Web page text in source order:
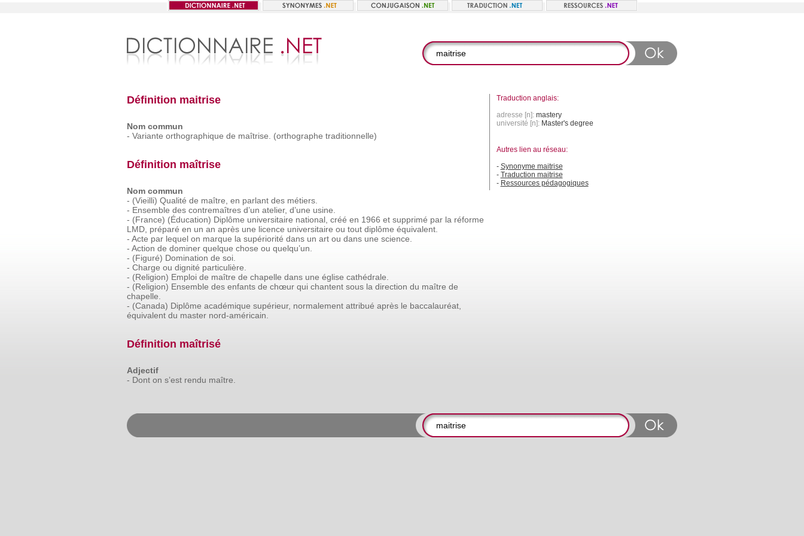
Définition maitrise
Nom commun
- Variante orthographique de maîtrise. (orthographe traditionnelle)
Définition maîtrise
Nom commun
- (Vieilli) Qualité de maître, en parlant des métiers.
- Ensemble des contremaîtres d’un atelier, d’une usine.
- (France) (Éducation) Diplôme universitaire national, créé en 1966 et supprimé par la réforme
LMD, préparé en un an après une licence universitaire ou tout diplôme équivalent.
- Acte par lequel on marque la supériorité dans un art ou dans une science.
- Action de dominer quelque chose ou quelqu’un.
- (Figuré) Domination de soi.
- Charge ou dignité particulière.
- (Religion) Emploi de maître de chapelle dans une église cathédrale.
- (Religion) Ensemble des enfants de chœur qui chantent sous la direction du maître de
chapelle.
- (Canada) Diplôme académique supérieur, normalement attribué après le baccalauréat,
équivalent du master nord-américain.
Définition maîtrisé
Adjectif
- Dont on s’est rendu maître.
Traduction anglais:
adresse [n]: mastery
université [n]: Master's degree
Autres lien au réseau:
- Synonyme maitrise
- Traduction maitrise
- Ressources pédagogiques